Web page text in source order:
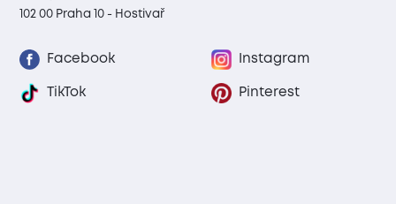
102 00 Praha 10 - Hostivař
Facebook Instagram
TikTok Pinterest